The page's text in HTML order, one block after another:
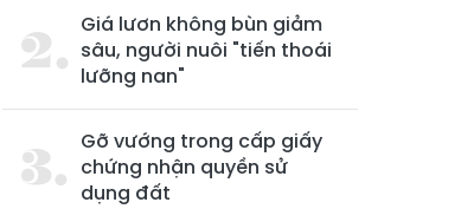
Giá lươn không bùn giảm
sâu, người nuôi "tiến thoái
lưỡng nan"
Gỡ vướng trong cấp giấy
chứng nhận quyền sử
dụng đất